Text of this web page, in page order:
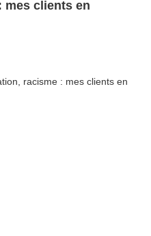
mes clients en